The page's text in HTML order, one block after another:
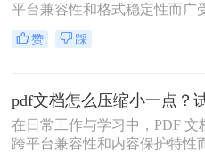
平台兼容性和格式稳定性而广
睐。然而，高清图片、复杂布
富内容往往导致PDF文件体积
绍三种简单实用的PDF压缩技
你轻松优化PDF文件，提升文
效率。
赞 踩
在日常工作与学习中，PDF 文
跨平台兼容性和内容保护特性